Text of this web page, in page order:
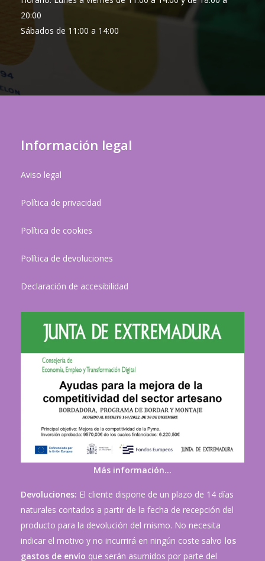
20:00
Sábados de 11:00 a 14:00
Información legal
Aviso legal
Política de privacidad
Política de cookies
Política de devoluciones
Declaración de accesibilidad
Más información…
Devoluciones: El cliente dispone de un plazo de 14 días
naturales contados a partir de la fecha de recepción del
producto para la devolución del mismo. No necesita
indicar el motivo y no incurrirá en ningún coste salvo los
gastos de envío que serán asumidos por parte del